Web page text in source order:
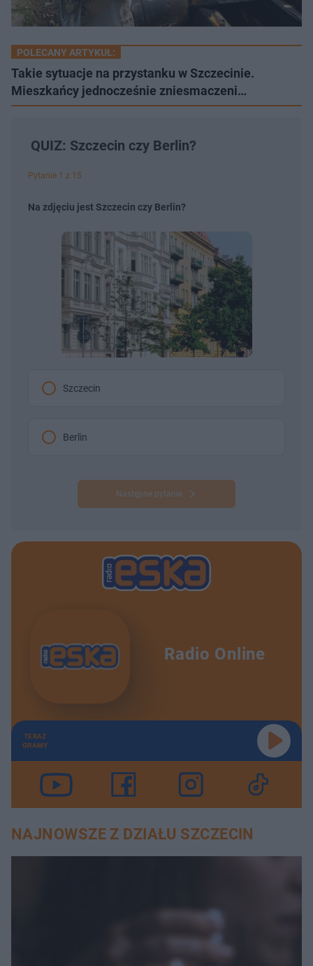
POLECANY ARTYKUŁ:
Takie sytuacje na przystanku w Szczecinie.
Mieszkańcy jednocześnie zniesmaczeni…
QUIZ: Szczecin czy Berlin?
Pytanie 1 z 15
Na zdjęciu jest Szczecin czy Berlin?
Szczecin
Berlin
Następne pytanie
Radio Online
TERAZ
GRAMY
NAJNOWSZE Z DZIAŁU SZCZECIN